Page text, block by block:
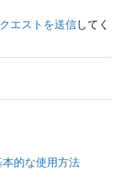
エストを送信してく
的な使用方法